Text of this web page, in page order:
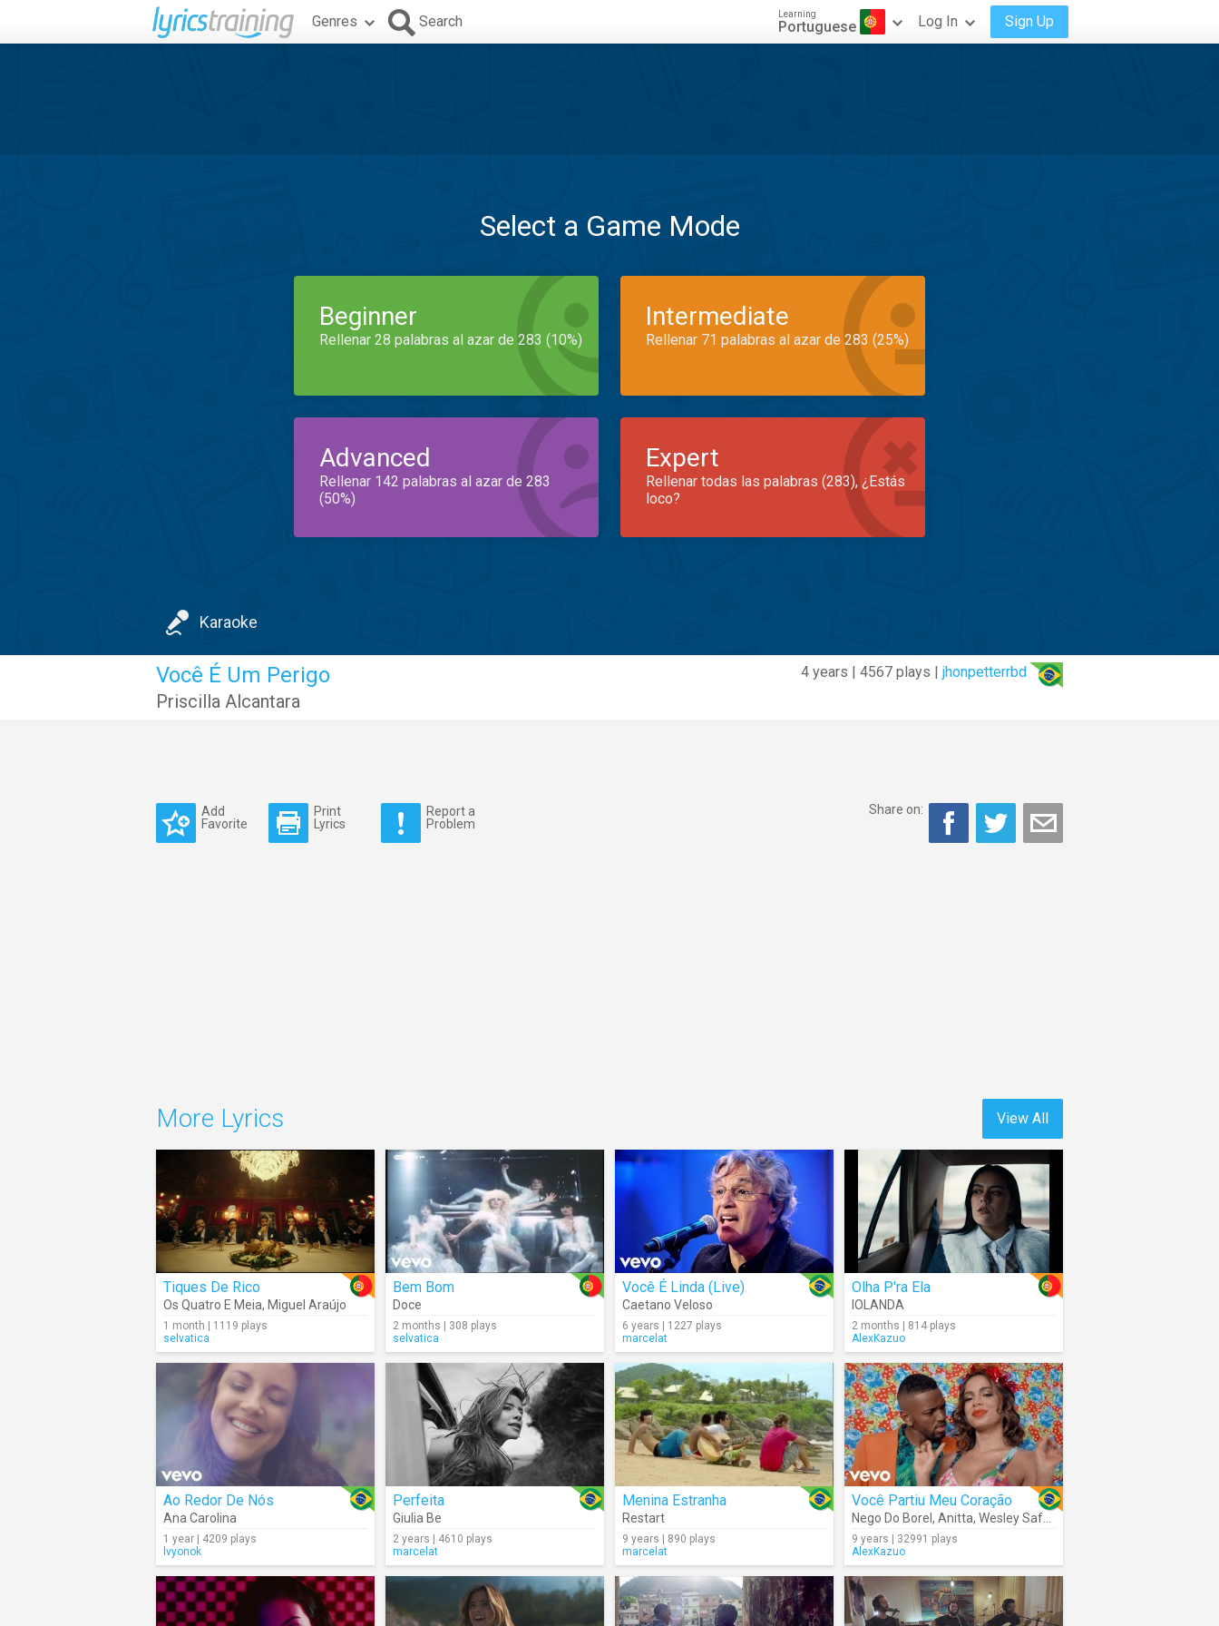
Genres Search Learning
Portuguese Log In Sign Up
Select a Game Mode
Beginner
Rellenar 28 palabras al azar de 283 (10%)
Intermediate
Rellenar 71 palabras al azar de 283 (25%)
Advanced
Rellenar 142 palabras al azar de 283
(50%)
Expert
Rellenar todas las palabras (283), ¿Estás
loco?
Karaoke
4 years | 4567 plays | jhonpetterrbd
Você É Um Perigo
Priscilla Alcantara
Add
Favorite
Print
Lyrics
Report a
Problem
Share on:
View All
More Lyrics
Tiques De Rico
Os Quatro E Meia, Miguel Araújo
1 month | 1119 plays
selvatica
Bem Bom
Doce
2 months | 308 plays
selvatica
Você É Linda (Live)
Caetano Veloso
6 years | 1227 plays
marcelat
Olha P'ra Ela
IOLANDA
2 months | 814 plays
AlexKazuo
Ao Redor De Nós
Ana Carolina
1 year | 4209 plays
lvyonok
Perfeita
Giulia Be
2 years | 4610 plays
marcelat
Menina Estranha
Restart
9 years | 890 plays
marcelat
Você Partiu Meu Coração
Nego Do Borel , Anitta, Wesley Safadão
9 years | 32991 plays
AlexKazuo